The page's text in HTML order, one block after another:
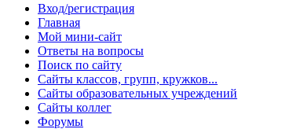
Вход/регистрация
Главная
Мой мини-сайт
Ответы на вопросы
Поиск по сайту
Сайты классов, групп, кружков...
Сайты образовательных учреждений
Сайты коллег
Форумы